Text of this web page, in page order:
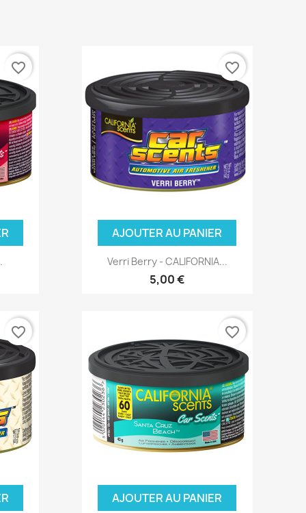
favorite_border
AJOUTER AU PANIER
Verri Berry - CALIFORNIA...
5,00 €
favorite_border
favorite_border
AJOUTER AU PANIER
favorite_border